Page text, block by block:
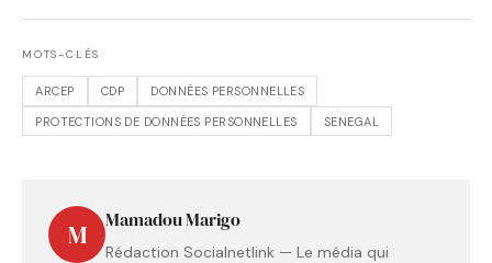
MOTS-CLÉS
ARCEP CDP
DONNÉES PERSONNELLES
PROTECTIONS DE DONNÉES PERSONNELLES
SENEGAL
M Mamadou Marigo
Rédaction Socialnetlink — Le média qui